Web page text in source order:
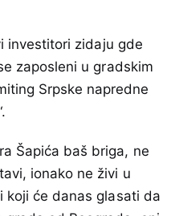
investitori zidaju gde
zaposleni u gradskim
Srpske napredne
Šapića baš briga, ne
ionako ne živi u
koji će danas glasati da